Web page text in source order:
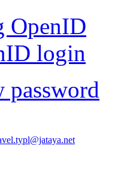
OpenID
login
password